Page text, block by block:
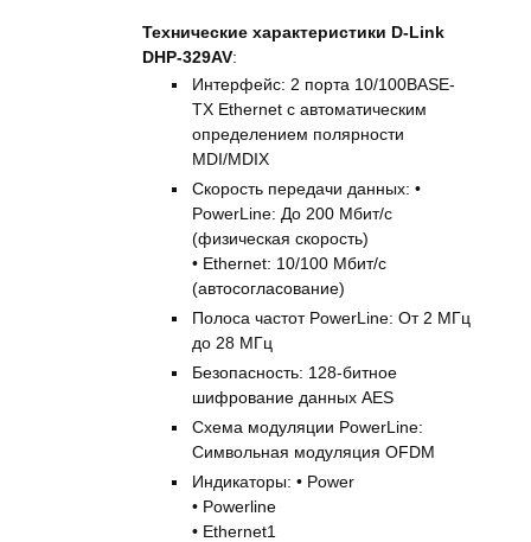
Технические характеристики D-Link
DHP-329AV:
Интерфейс: 2 порта 10/100BASE-
TX Ethernet с автоматическим
определением полярности
MDI/MDIX
Скорость передачи данных: •
PowerLine: До 200 Мбит/с
(физическая скорость)
• Ethernet: 10/100 Мбит/с
(автосогласование)
Полоса частот PowerLine: От 2 МГц
до 28 МГц
Безопасность: 128-битное
шифрование данных AES
Схема модуляции PowerLine:
Символьная модуляция OFDM
Индикаторы: • Power
• Powerline
• Ethernet1